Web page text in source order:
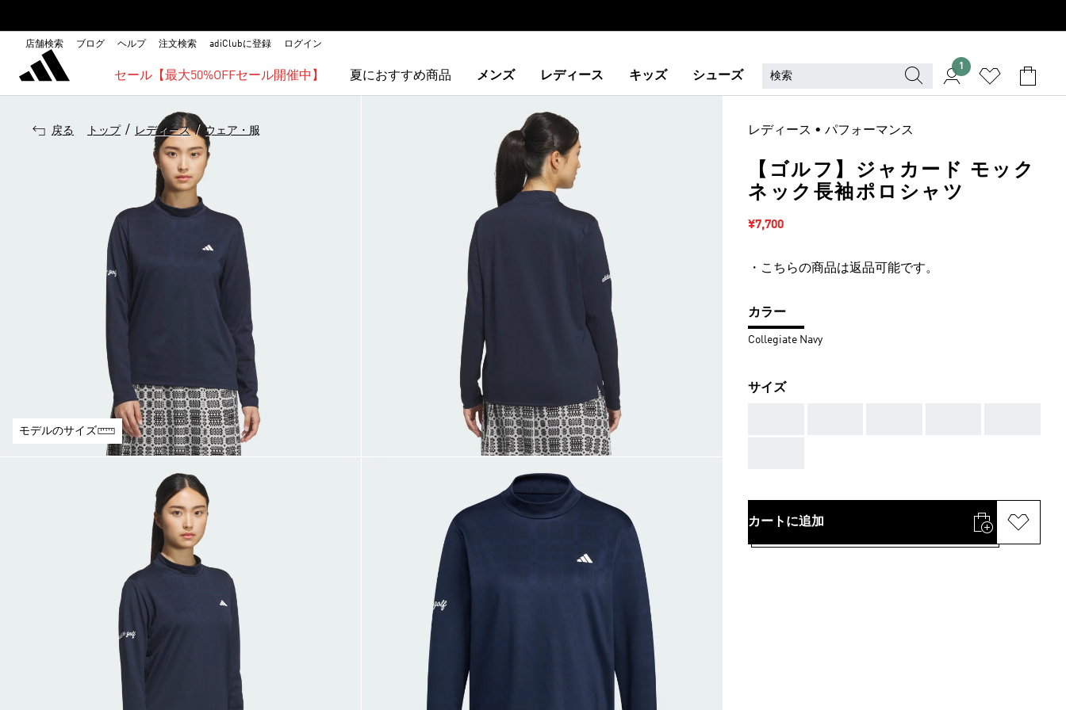
店舗検索 ブログ ヘルプ 注文検索 adiClubに登録 ログイン
セール【最大50%OFFセール開催中】 夏におすすめ商品 メンズ レディース キッズ シューズ
1
戻る トップ / レディース / ウェア・服
モデルのサイズ
レディース • パフォーマンス
【ゴルフ】ジャカード モック
ネック長袖ポロシャツ
セール価格
¥7,700
・こちらの商品は返品可能です。
カラー
Collegiate Navy
サイズ
カートに追加